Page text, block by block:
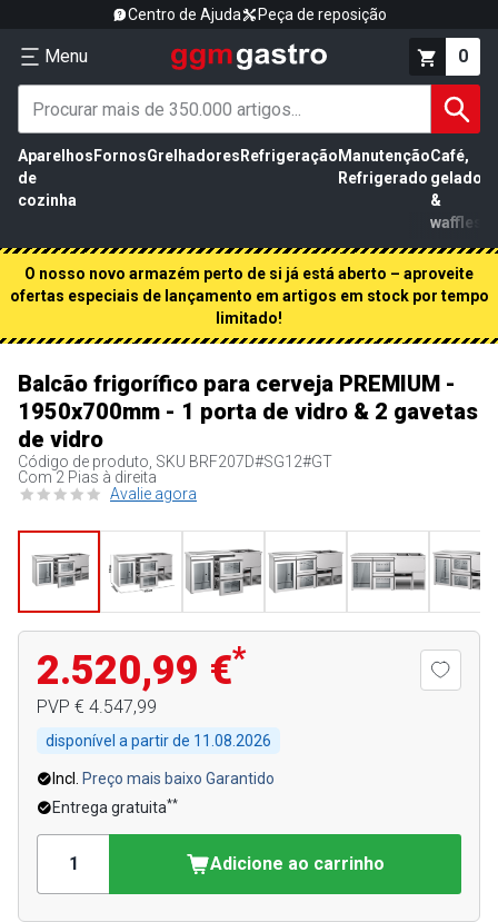
Centro de Ajuda Peça de reposição
Menu 0
Aparelhos
de
cozinha
FornosGrelhadores Refrigeração Manutenção
Refrigerado
Café,
gelados
&
waffles
O nosso novo armazém perto de si já está aberto – aproveite
ofertas especiais de lançamento em artigos em stock por tempo
limitado!
Balcão frigorífico para cerveja PREMIUM -
1950x700mm - 1 porta de vidro & 2 gavetas
de vidro
Código de produto, SKU BRF207D#SG12#GT
Com 2 Pias à direita
Avalie agora
2.520,99 €*
PVP € 4.547,99
disponível a partir de 11.08.2026
Incl.
Preço mais baixo Garantido
Entrega gratuita**
Adicione ao carrinho